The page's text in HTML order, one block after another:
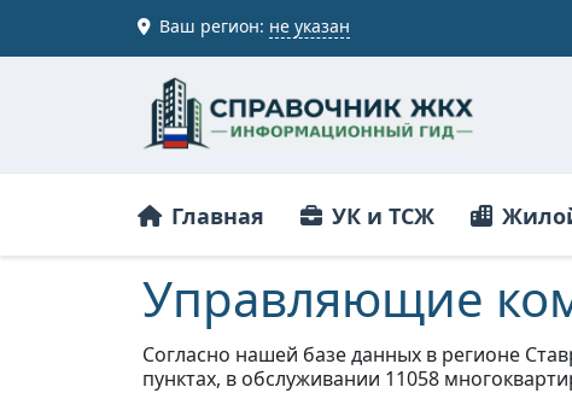
Ваш регион: не указан
Главная УК и ТСЖ
Управляющие
Согласно нашей базе данных в регионе
пунктах, в обслуживании 11058